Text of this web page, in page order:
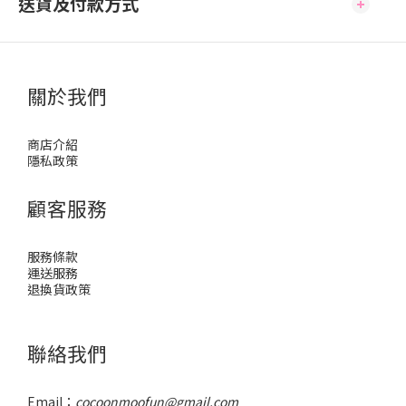
關於我們
商店介紹
隱私政策
顧客服務
服務條款
運送服務
退換貨政策
聯絡我們
Email： cocoonmoofun@gmail.com